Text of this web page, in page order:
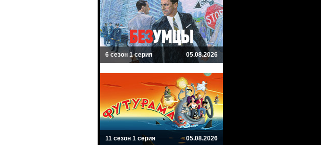
6 сезон 1 серия 05.08.2026
11 сезон 1 серия 05.08.2026